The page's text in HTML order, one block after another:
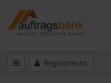
Registrieren